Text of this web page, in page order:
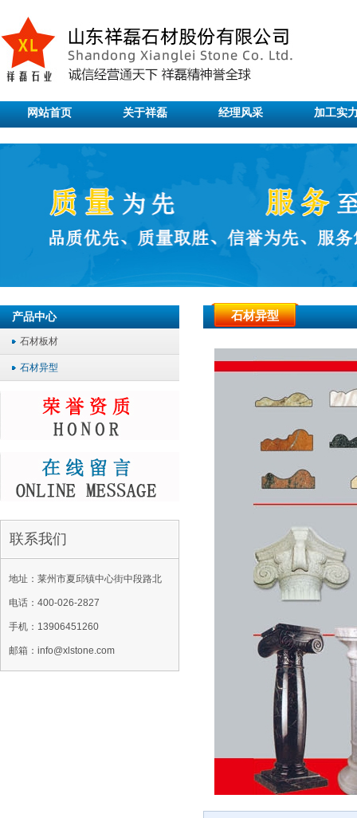
网站首页 关于祥磊 经理风采 加工实
产品中心
石材板材
石材异型
联系我们
地址：莱州市夏邱镇中心街中段路北
电话：400-026-2827
手机：13906451260
邮箱：info@xlstone.com
石材异型